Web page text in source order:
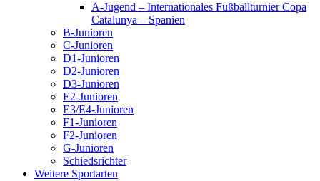
A-Jugend – Internationales Fußballturnier Copa
Catalunya – Spanien
B-Junioren
C-Junioren
D1-Junioren
D2-Junioren
D3-Junioren
E2-Junioren
E3/E4-Junioren
F1-Junioren
F2-Junioren
G-Junioren
Schiedsrichter
Weitere Sportarten